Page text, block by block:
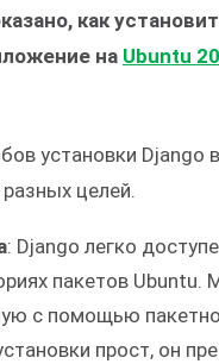
как
на Ubuntu
установки Django
целей.
: Django легко
пакетов
с помощью
прост, он